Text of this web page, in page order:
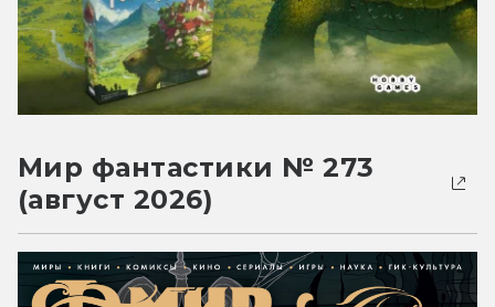
Мир фантастики № 273
(август 2026)